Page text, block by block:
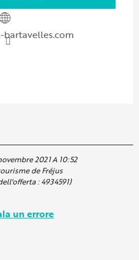
bartavelles.com
2021 A 10:52
de Fréjus
:4934591)
un errore